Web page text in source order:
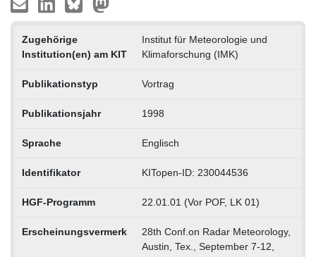
Zugehörige
Institution(en) am KIT
Institut für Meteorologie und
Klimaforschung (IMK)
Publikationstyp Vortrag
Publikationsjahr 1998
Sprache Englisch
Identifikator KITopen-ID: 230044536
HGF-Programm 22.01.01 (Vor POF, LK 01)
Erscheinungsvermerk
28th Conf.on Radar Meteorology,
Austin, Tex., September 7-12,